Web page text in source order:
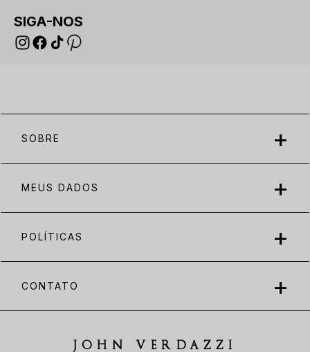
SIGA-NOS
SOBRE
MEUS DADOS
POLÍTICAS
CONTATO
JOHN VERDAZZI